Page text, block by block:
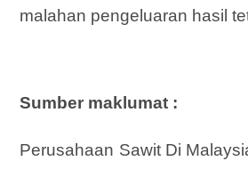
malahan pengeluaran hasil
Sumber maklumat :
Perusahaan Sawit Di